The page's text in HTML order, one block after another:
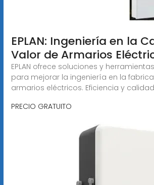
EPLAN: Ingeniería en la
Valor de Armarios
EPLAN ofrece soluciones y
para mejorar la ingeniería en la
armarios eléctricos. Eficiencia y
PRECIO GRATUITO